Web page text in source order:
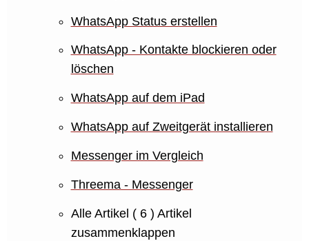
WhatsApp Status erstellen
WhatsApp - Kontakte blockieren oder
löschen
WhatsApp auf dem iPad
WhatsApp auf Zweitgerät installieren
Messenger im Vergleich
Threema - Messenger
Alle Artikel ( 6 ) Artikel
zusammenklappen